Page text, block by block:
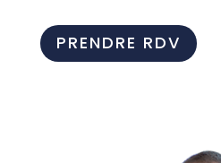
PRENDRE RDV